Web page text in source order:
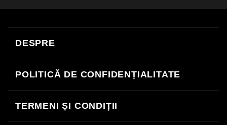
On
DESPRE
POLITICĂ DE CONFIDENȚIALITATE
TERMENI ȘI CONDIȚII